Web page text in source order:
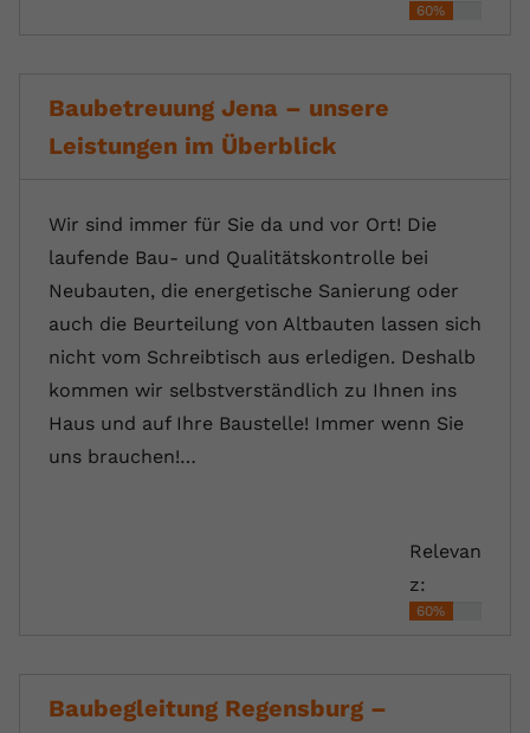
60%
Baubetreuung Jena – unsere
Leistungen im Überblick
Wir sind immer für Sie da und vor Ort! Die
laufende Bau- und Qualitätskontrolle bei
Neubauten, die energetische Sanierung oder
auch die Beurteilung von Altbauten lassen sich
nicht vom Schreibtisch aus erledigen. Deshalb
kommen wir selbstverständlich zu Ihnen ins
Haus und auf Ihre Baustelle! Immer wenn Sie
uns brauchen!…
Relevan
z:
60%
Baubegleitung Regensburg –